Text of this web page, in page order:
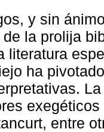
y sin
la prolija
literatura
ha
entre